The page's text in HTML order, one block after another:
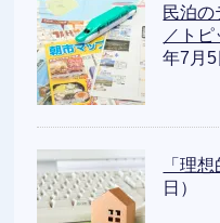
民泊
／ト
年7月5
「理
日）